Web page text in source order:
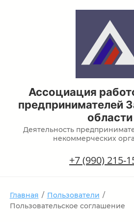
Ассоциация
предпринимателей
области
Деятельность
некоммерческих
+7 (990) 215-
Главная / Пользователи /
Пользовательское соглашение